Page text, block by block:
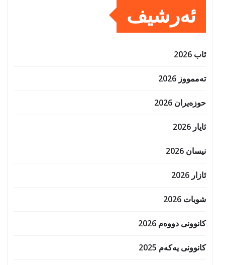
ئەرشیف
ئاب 2026
تەممووز 2026
حوزه‌یران 2026
ئایار 2026
نیسان 2026
ئازار 2026
شوبات 2026
کانوونی دووەم 2026
کانوونی یەکەم 2025